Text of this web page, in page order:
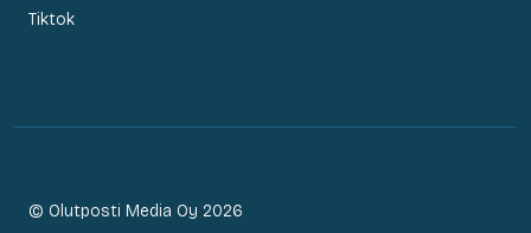
Tiktok
© Olutposti Media Oy 2026